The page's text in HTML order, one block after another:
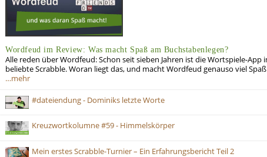
Wordfeud im Review: Was macht Spaß am Buchstabenlegen?
Alle reden über Wordfeud: Schon seit sieben Jahren ist die Wortspiele-
beliebte Scrabble. Woran liegt das, und macht Wordfeud genauso viel
…mehr
#dateiendung - Dominiks letzte Worte
Kreuzwortkolumne #59 - Himmelskörper
Mein erstes Scrabble-Turnier – Ein Erfahrungsbericht Teil 2